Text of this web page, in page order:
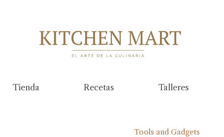
Tienda Recetas Talleres
Tools and Gadgets